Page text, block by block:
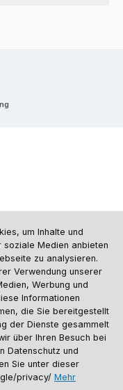
um Inhalte und
soziale Medien anbieten
zu analysieren.
Verwendung unserer
Werbung und
Informationen
die Sie bereitgestellt
der Dienste gesammelt
über Ihren Besuch bei
Datenschutz und
Sie unter dieser
privacy/ Mehr